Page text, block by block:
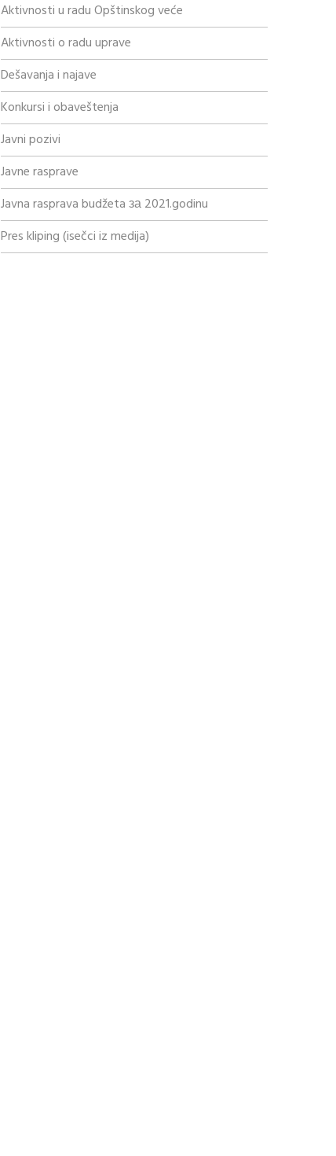
Aktivnosti u radu Opštinskog veće
Aktivnosti o radu uprave
Dešavanja i najave
Konkursi i obaveštenja
Javni pozivi
Javne rasprave
Javna rasprava budžeta за 2021.godinu
Pres kliping (isečci iz medija)